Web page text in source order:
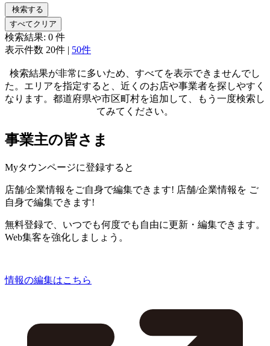
検索する
すべてクリア
検索結果: 0 件
表示件数 20件 | 50件
検索結果が非常に多いため、すべてを表示できませんでし
た。エリアを指定すると、近くのお店や事業者を探しやすく
なります。都道府県や市区町村を追加して、もう一度検索し
てみてください。
事業主の皆さま
Myタウンページに登録すると
店舗/企業情報をご自身で編集できます! 店舗/企業情報を ご
自身で編集できます!
無料登録で、いつでも何度でも自由に更新・編集できます。
Web集客を強化しましょう。
情報の編集はこちら